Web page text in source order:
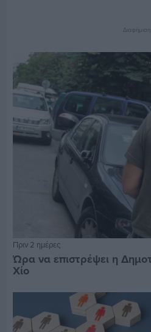
Διαφήμιση
Πριν 2 ημέρες
Ώρα να επιστρέψει η
Χίο